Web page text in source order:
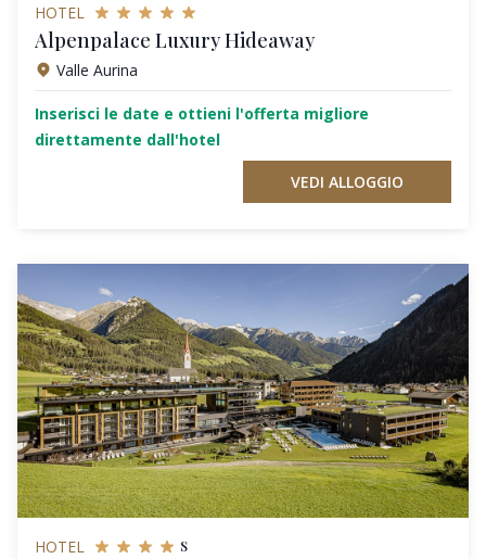
HOTEL
Alpenpalace Luxury Hideaway
Valle Aurina
Inserisci le date e ottieni l'offerta migliore
direttamente dall'hotel
VEDI ALLOGGIO
HOTEL s